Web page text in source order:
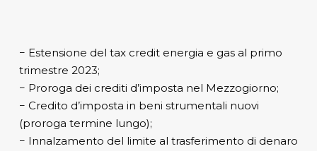
− Estensione del tax credit energia e gas al primo
trimestre 2023;
− Proroga dei crediti d’imposta nel Mezzogiorno;
− Credito d’imposta in beni strumentali nuovi
(proroga termine lungo);
− Innalzamento del limite al trasferimento di denaro